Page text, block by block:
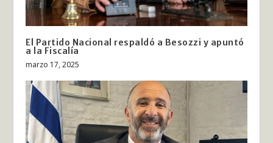
El Partido Nacional respaldó a Besozzi y apuntó
a la Fiscalía
marzo 17, 2025